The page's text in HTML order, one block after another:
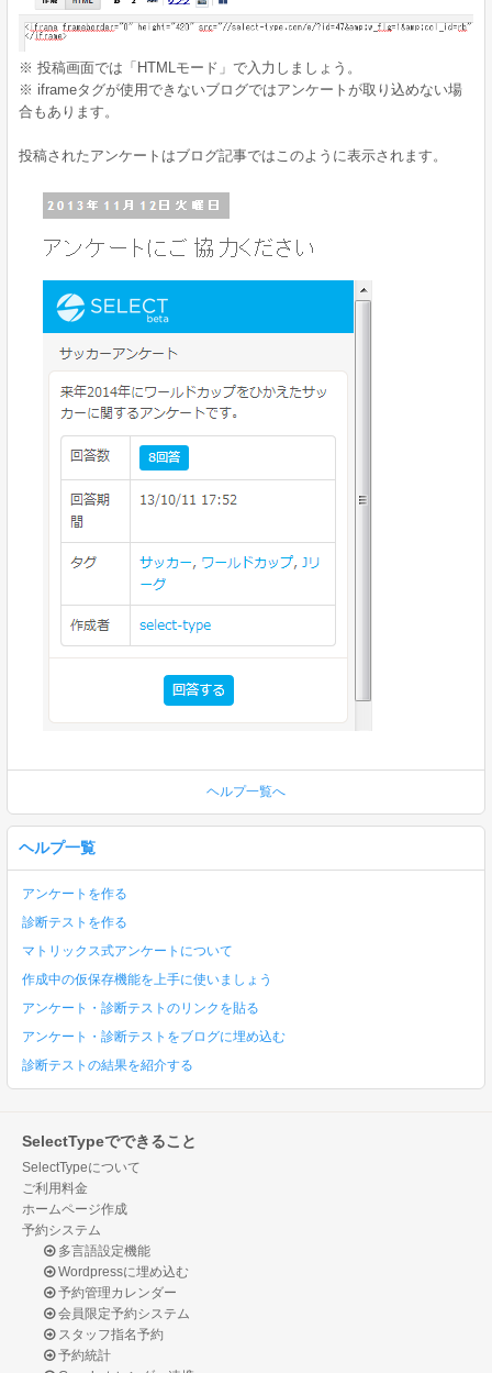
※ 投稿画面では「HTMLモード」で入力しましょう。
※ iframeタグが使用できないブログではアンケートが取り込めない場
合もあります。
投稿されたアンケートはブログ記事ではこのように表示されます。
ヘルプ一覧へ
ヘルプ一覧
アンケートを作る
診断テストを作る
マトリックス式アンケートについて
作成中の仮保存機能を上手に使いましょう
アンケート・診断テストのリンクを貼る
アンケート・診断テストをブログに埋め込む
診断テストの結果を紹介する
SelectTypeでできること
SelectTypeについて
ご利用料金
ホームページ作成
予約システム
多言語設定機能
Wordpressに埋め込む
予約管理カレンダー
会員限定予約システム
スタッフ指名予約
予約統計